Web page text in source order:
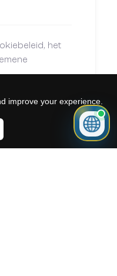
het
nieuwsbrief.
improve your experience.